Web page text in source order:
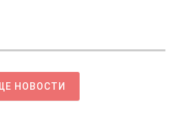
НОВОСТИ